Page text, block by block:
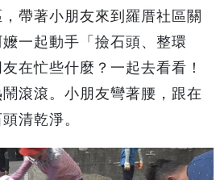
帶著小朋友來到羅厝社區關
一起動手「撿石頭、整環
在忙些什麼？一起去看看！
滾滾。小朋友彎著腰，跟在
清乾淨。